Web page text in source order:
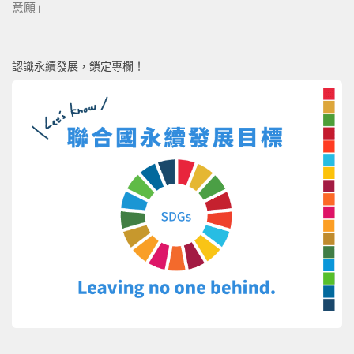
意願」
認識永續發展，鎖定專欄！